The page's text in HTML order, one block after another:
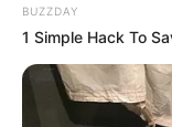
BUZZDAY
1 Simple Hack To